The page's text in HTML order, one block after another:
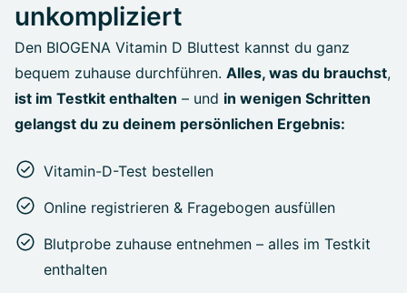
unkompliziert
Den BIOGENA Vitamin D Bluttest kannst du ganz
bequem zuhause durchführen. Alles, was du brauchst,
ist im Testkit enthalten – und in wenigen Schritten
gelangst du zu deinem persönlichen Ergebnis:
Vitamin-D-Test bestellen
Online registrieren & Fragebogen ausfüllen
Blutprobe zuhause entnehmen – alles im Testkit
enthalten